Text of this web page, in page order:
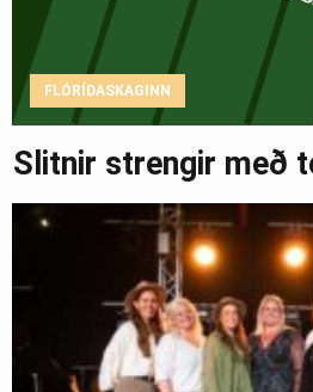
FLÓRÍDASKAGINN
Slitnir strengir með